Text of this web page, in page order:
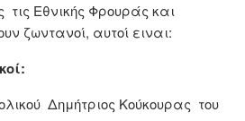
Εθνικής Φρουράς και
ζωντανοί, αυτοί ειναι:
Δημήτριος Κούκουρας του